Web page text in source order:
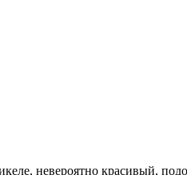
невероятно красивый,